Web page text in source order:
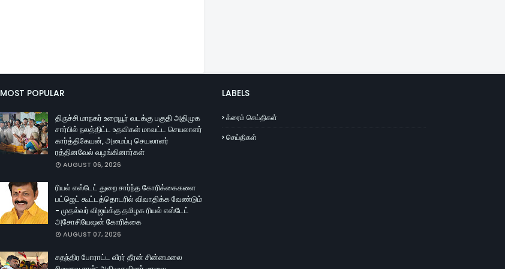
MOST POPULAR
திருச்சி மாநகர் உறையூர் வடக்கு பகுதி அதிமுக
சார்பில் நலத்திட்ட உதவிகள் மாவட்ட செயலாளர்
கார்த்திகேயன், அமைப்பு செயலாளர்
ரத்தினவேல் வழங்கினார்கள்
AUGUST 06, 2026
ரியல் எஸ்டேட் துறை சார்ந்த கோரிக்கைகளை
பட்ஜெட் கூட்டத்தொடரில் விவாதிக்க வேண்டும்
- முதல்வர் விஜய்க்கு தமிழக ரியல் எஸ்டேட்
அசோசியேஷன் கோரிக்கை
AUGUST 07, 2026
சுதந்திர போராட்ட வீரர் தீரன் சின்னமலை
LABELS
க்ரைம் செய்திகள்
செய்திகள்